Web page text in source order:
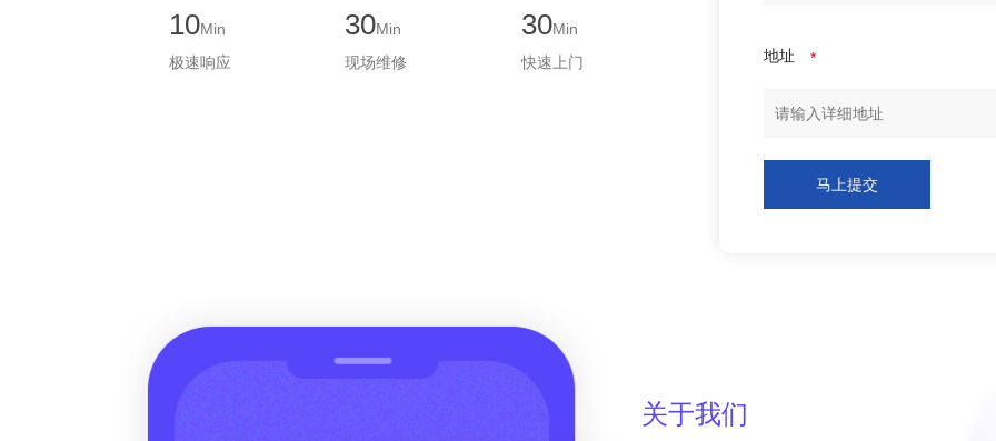
10Min
极速响应
30Min
现场维修
30Min
快速上门
地址 *
马上提交
关于我们